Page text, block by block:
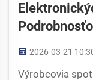
2026-03-21
Výrobcovia